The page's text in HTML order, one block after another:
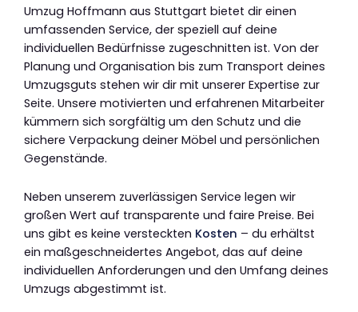
Umzug Hoffmann aus Stuttgart bietet dir einen
umfassenden Service, der speziell auf deine
individuellen Bedürfnisse zugeschnitten ist. Von der
Planung und Organisation bis zum Transport deines
Umzugsguts stehen wir dir mit unserer Expertise zur
Seite. Unsere motivierten und erfahrenen Mitarbeiter
kümmern sich sorgfältig um den Schutz und die
sichere Verpackung deiner Möbel und persönlichen
Gegenstände.
Neben unserem zuverlässigen Service legen wir
großen Wert auf transparente und faire Preise. Bei
uns gibt es keine versteckten Kosten – du erhältst
ein maßgeschneidertes Angebot, das auf deine
individuellen Anforderungen und den Umfang deines
Umzugs abgestimmt ist.